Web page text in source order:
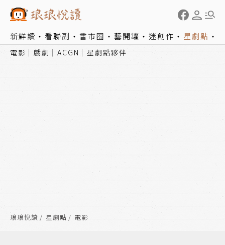
新鮮讀 看聯副 書市圈 藝開罐 迷創作 星劇點
電影 戲劇 ACGN 星劇點夥伴
琅琅悅讀 星劇點 電影